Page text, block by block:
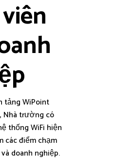
tảng WiPoint
Nhà trường có
thống WiFi hiện
các điểm chạm
doanh nghiệp.